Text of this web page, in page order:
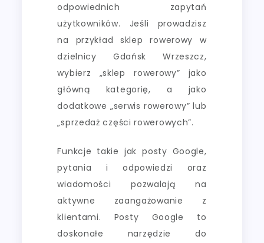
odpowiednich zapytań
użytkowników. Jeśli prowadzisz
na przykład sklep rowerowy w
dzielnicy Gdańsk Wrzeszcz,
wybierz „sklep rowerowy” jako
główną kategorię, a jako
dodatkowe „serwis rowerowy” lub
„sprzedaż części rowerowych”.
Funkcje takie jak posty Google,
pytania i odpowiedzi oraz
wiadomości pozwalają na
aktywne zaangażowanie z
klientami. Posty Google to
doskonałe narzędzie do